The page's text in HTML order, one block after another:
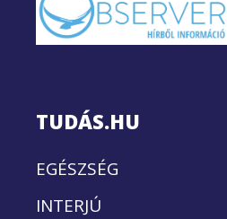
TUDÁS.HU
EGÉSZSÉG
INTERJÚ